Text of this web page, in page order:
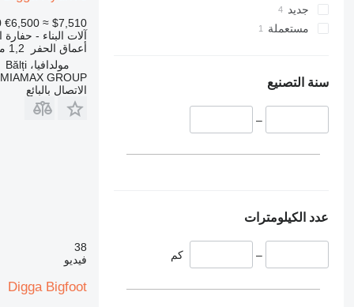
340
350
390
395
424
430
432
VMT
جديد
مستعملة
سنة التصنيع
–
عدد الكيلومترات
– كم
€6,500 ≈ $7,510
آلات البناء - حفارة
أعماق الحفر
1,2 متر
مولدافيا، Bălți
MIAMAX GROUP
الاتصال بالبائع
38
فيديو
Digga Bigfoot